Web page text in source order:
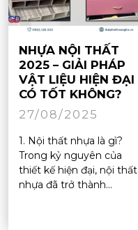
NHỰA NỘI THẤT
2025 – GIẢI PHÁP
VẬT LIỆU HIỆN ĐẠI
CÓ TỐT KHÔNG?
27/08/2025
1. Nội thất nhựa là gì?
Trong kỷ nguyên của
thiết kế hiện đại, nội thất
nhựa đã trở thành...